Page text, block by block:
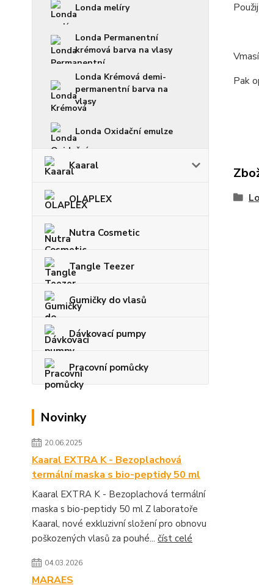
Londa melíry
Londa Permanentní
krémová barva na vlasy
Londa Krémová demi-
permanentní barva na
vlasy
Londa Oxidační emulze
Kaaral
OLAPLEX
Nutra Cosmetic
Tangle Teezer
Gumičky do vlasů
Dávkovací pumpy
Pracovní pomůcky
Novinky
20.06.2025
Kaaral EXTRA K - Bezoplachová
termální maska s bio-peptidy 50 ml
Kaaral EXTRA K - Bezoplachová termální
maska s bio-peptidy 50 ml Z laboratoře
Kaaral, nové exkluzivní složení pro obnovu
poškozených vlasů za pouhé... číst celé
04.03.2026
MARAES
Pak